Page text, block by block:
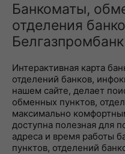
Банкоматы,
отделения
Интерактивная карта
отделений банков,
нашем сайте, делает
обменных пунктов,
максимально
доступна полезная для
адреса и время работы
пунктов, отделений